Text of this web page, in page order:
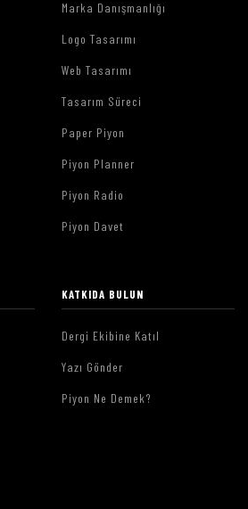
Marka Danışmanlığı
Logo Tasarımı
Web Tasarımı
Tasarım Süreci
Paper Piyon
Piyon Planner
Piyon Radio
Piyon Davet
KATKIDA BULUN
Dergi Ekibine Katıl
Yazı Gönder
Piyon Ne Demek?